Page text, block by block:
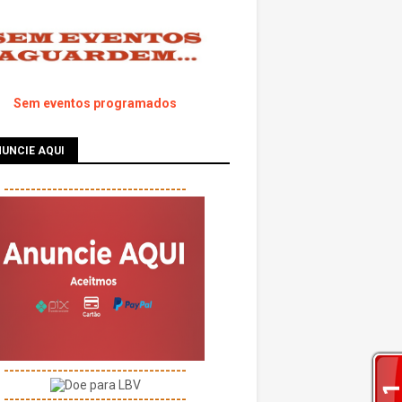
Sem eventos programados
AQUI
----------------------------------
----------------------------------
----------------------------------